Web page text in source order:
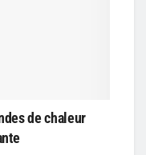
de chaleur